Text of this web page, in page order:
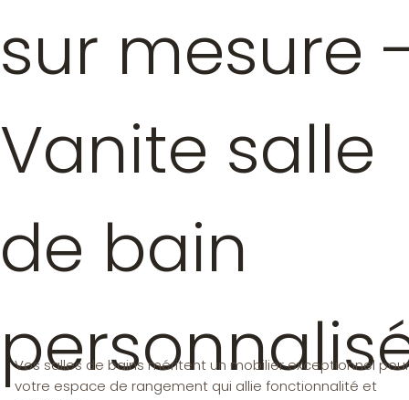
sur mesure
Vanite salle
de bain
Vos salles de bains méritent un mobilier exceptionnel pour
votre espace de rangement qui allie fonctionnalité et